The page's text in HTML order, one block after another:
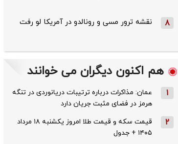
8 نقشه ترور مسی و رونالدو در آمریکا لو رفت
هم اکنون دیگران می خوانند
1
عمان: مذاکرات درباره ترتیبات دریانوردی در تنگه
هرمز در فضای مثبت جریان دارد
2
قیمت سکه و قیمت طلا امروز یکشنبه ۱۸ مرداد
۱۴۰۵ + جدول